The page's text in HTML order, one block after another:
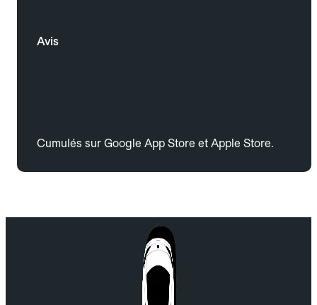
Avis
Cumulés sur Google App Store et Apple Store.